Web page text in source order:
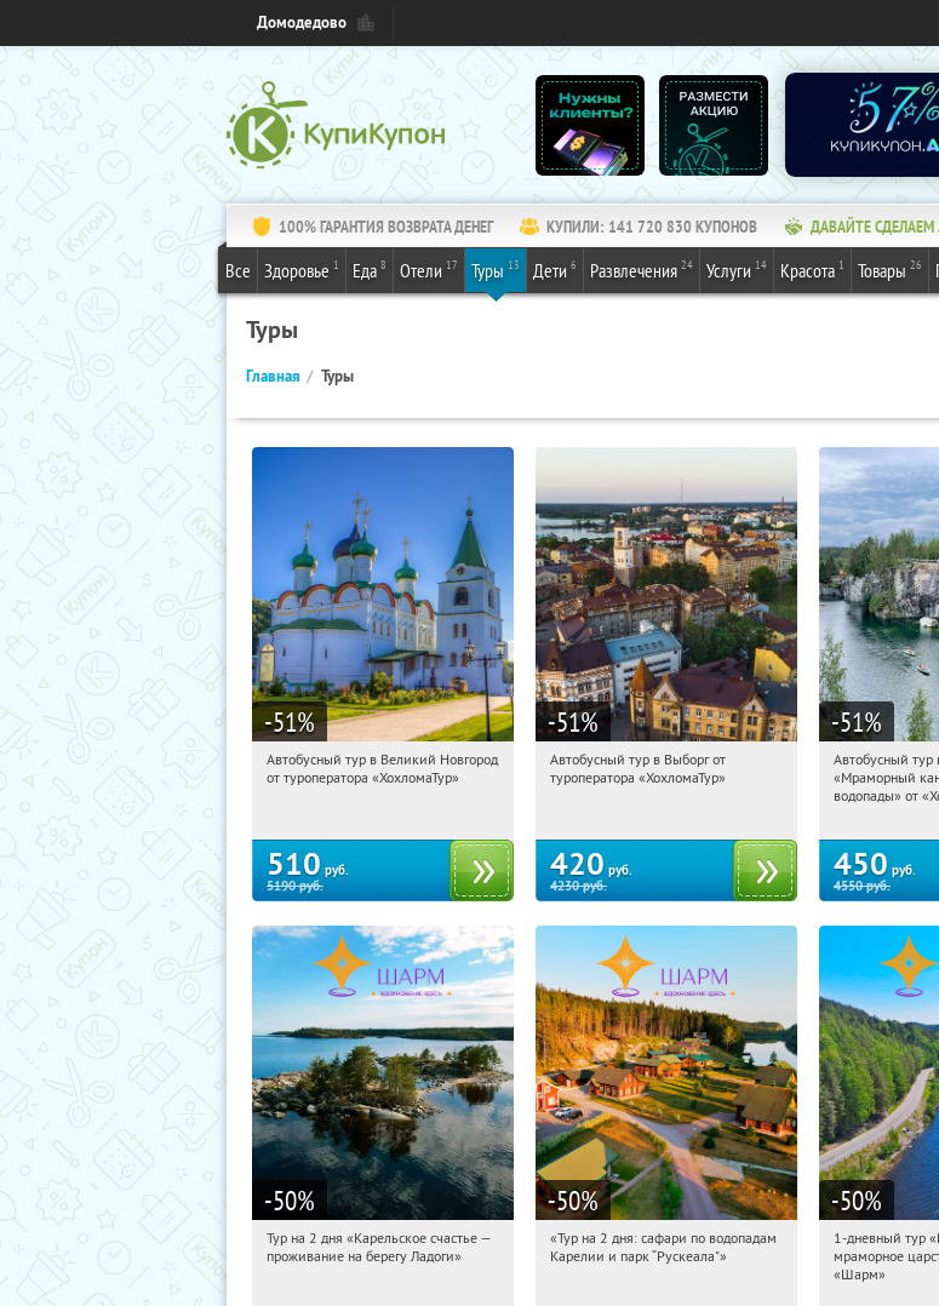
Домодедово
100% ГАРАНТИЯ ВОЗВРАТА ДЕНЕГ КУПИЛИ: 141 720 830КУПОНОВ ДАВАЙТЕ
Все Здоровье 1 Еда 8 Отели 17 Туры 13 Дети 6 Развлечения 24 Услуги 14 Красота 1 Товары 26
Туры
Главная Туры
-51%
16:13:35 Купили:2
Автобусный тур в Великий Новгород
от туроператора «ХохломаТур»
510 руб.
5190руб.
-51%
16:13:35 Купили:
Автобусный тур в Выборг от
туроператора «ХохломаТур»
420 руб.
4230руб.
-51%
16:13:35
Сенная
Автобусный
«Мраморный
водопады» от
450 руб.
4550руб.
-50%
16:13:35 Купили:39
Тур на 2 дня «Карельское счастье —
проживание на берегу Ладоги»
-50%
16:13:35 Купили:
«Тур на 2 дня: сафари по водопадам
Карелии и парк “Рускеала"»
-50%
16:13:35
Достоевская
1-дневный тур
мраморное
«Шарм»